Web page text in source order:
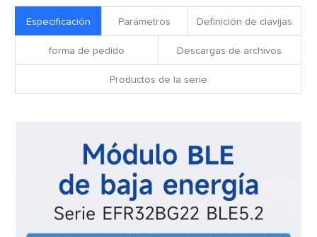
Especificación Parámetros Definición de clavijas
forma de pedido Descargas de archivos
Productos de la serie